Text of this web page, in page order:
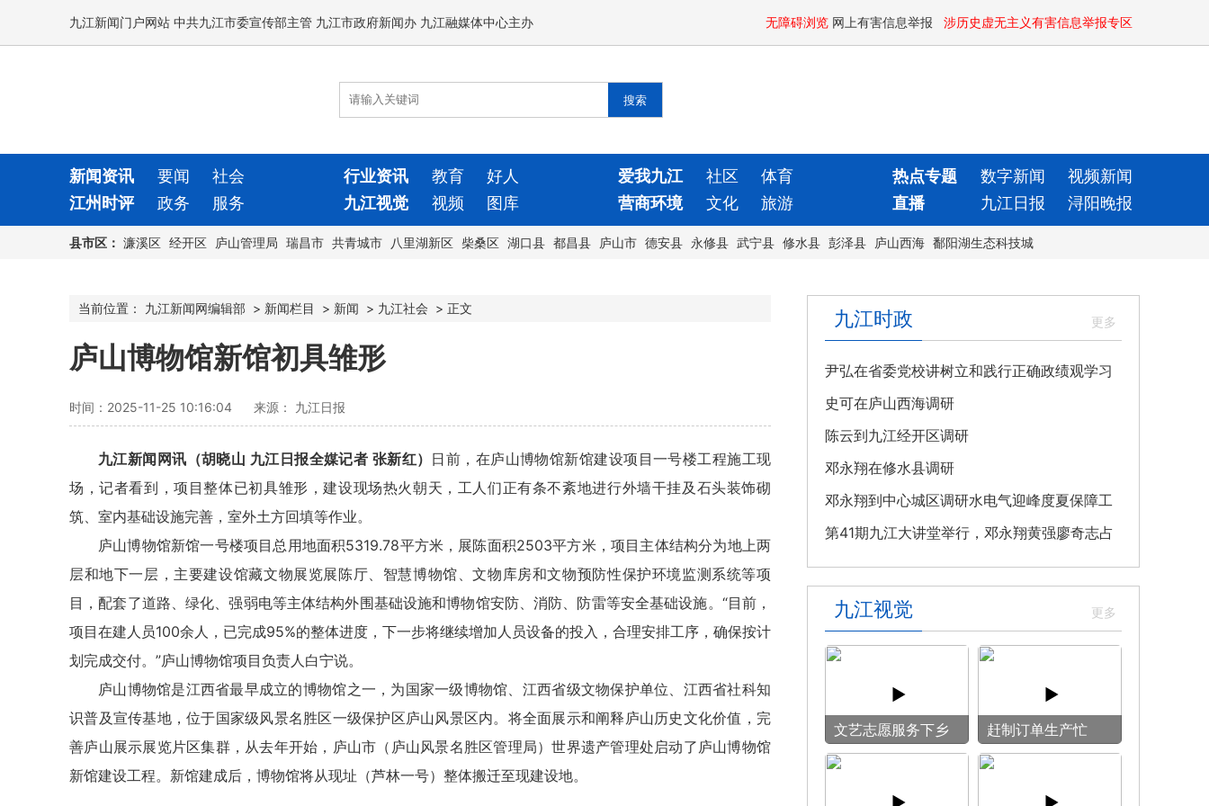
九江新闻门户网站 中共九江市委宣传部主管 九江市政府新闻办 九江融媒体中心主办 无障碍浏览 网上有害信息举报 涉历史虚无主义有害信息举报专区
新闻资讯 要闻 社会 行业资讯 教育 好人 爱我九江 社区 体育 热点专题 数字新闻
视频新闻
江州时评
政务 服务 九江视觉 视频 图库 营商环境 文化 旅游 直播 九江日报 浔阳晚报
县市区： 濂溪区 经开区 庐山管理局 瑞昌市 共青城市 八里湖新区 柴桑区 湖口县 都昌县 庐山市 德安县 永修县 武宁县 修水县 彭泽县 庐山西海 鄱阳湖生态科技城
当前位置： 九江新闻网编辑部 > 新闻栏目 > 新闻 > 九江社会 > 正文
庐山博物馆新馆初具雏形
时间：2025-11-25 10:16:04 来源： 九江日报
九江新闻网讯（胡晓山 九江日报全媒记者 张新红） 日前，在庐山博物馆新馆建设项目一号楼工程施工现
场，记者看到，项目整体已初具雏形，建设现场热火朝天，工人们正有条不紊地进行外墙干挂及石头装饰砌
筑、室内基础设施完善，室外土方回填等作业。
庐山博物馆新馆一号楼项目总用地面积5319.78平方米，展陈面积2503平方米，项目主体结构分为地上两
层和地下一层，主要建设馆藏文物展览展陈厅、智慧博物馆、文物库房和文物预防性保护环境监测系统等项
目，配套了道路、绿化、强弱电等主体结构外围基础设施和博物馆安防、消防、防雷等安全基础设施。“目前，
项目在建人员100余人，已完成95%的整体进度，下一步将继续增加人员设备的投入，合理安排工序，确保按计
划完成交付。”庐山博物馆项目负责人白宁说。
庐山博物馆是江西省最早成立的博物馆之一，为国家一级博物馆、江西省级文物保护单位、江西省社科知
识普及宣传基地，位于国家级风景名胜区一级保护区庐山风景区内。将全面展示和阐释庐山历史文化价值，完
善庐山展示展览片区集群，从去年开始，庐山市（庐山风景名胜区管理局）世界遗产管理处启动了庐山博物馆
新馆建设工程。新馆建成后，博物馆将从现址（芦林一号）整体搬迁至现建设地。
九江时政
尹弘在省委党校讲树立和践行正确政绩观学习
教育专题党课
史可在庐山西海调研
陈云到九江经开区调研
邓永翔在修水县调研
邓永翔到中心城区调研水电气迎峰度夏保障工
作
第41期九江大讲堂举行，邓永翔黄强廖奇志占
勇出席
九江视觉
文艺志愿服务下乡
用镜头记录乡村笑
赶制订单生产忙